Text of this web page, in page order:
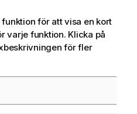
för att visa en kort
varje funktion. Klicka på
för fler